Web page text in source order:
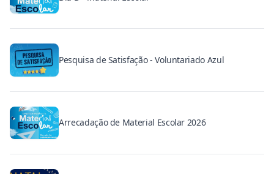
Pesquisa de Satisfação - Voluntariado Azul
Arrecadação de Material Escolar 2026